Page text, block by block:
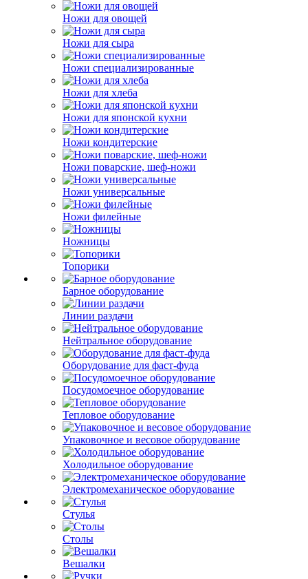
Ножи для овощей
Ножи для сыра
Ножи специализированные
Ножи для хлеба
Ножи для японской кухни
Ножи кондитерские
Ножи поварские, шеф-ножи
Ножи универсальные
Ножи филейные
Ножницы
Топорики
Барное оборудование
Линии раздачи
Нейтральное оборудование
Оборудование для фаст-фуда
Посудомоечное оборудование
Тепловое оборудование
Упаковочное и весовое оборудование
Холодильное оборудование
Электромеханическое оборудование
Стулья
Столы
Вешалки